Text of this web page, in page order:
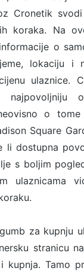
Cronetik
koraka. Na
o
lokaciju i
ulaznice.
najpovoljniju
o
Square
li dostupna
s boljim
ulaznicama
za kupnju
stranicu
kupnja. Tamo